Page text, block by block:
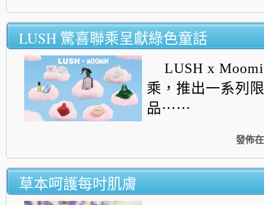
LUSH 驚喜聯乘呈獻綠色童話
LUSH x
乘， 推出一系列
品⋯⋯
發佈在
草本呵護每吋肌膚